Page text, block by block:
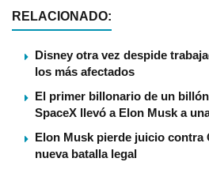
RELACIONADO:
Disney otra vez despide
los más afectados
El primer billonario de un
SpaceX llevó a Elon Musk a
Elon Musk pierde juicio contra
nueva batalla legal